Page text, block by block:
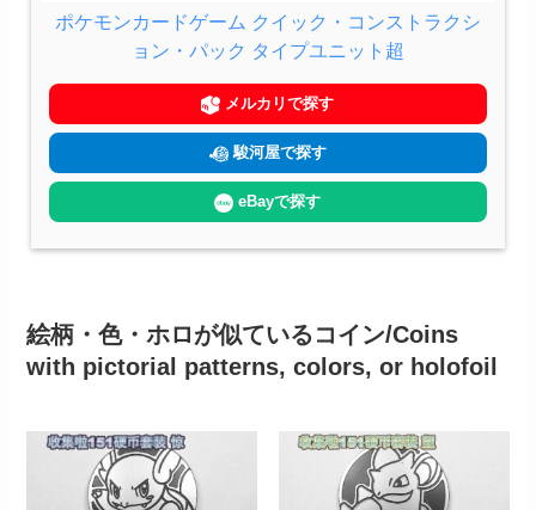
ポケモンカードゲーム クイック・コンストラクシ
ョン・パック タイプユニット超
メルカリで探す
駿河屋で探す
eBayで探す
絵柄・色・ホロが似ているコイン/Coins
with pictorial patterns, colors, or holofoil